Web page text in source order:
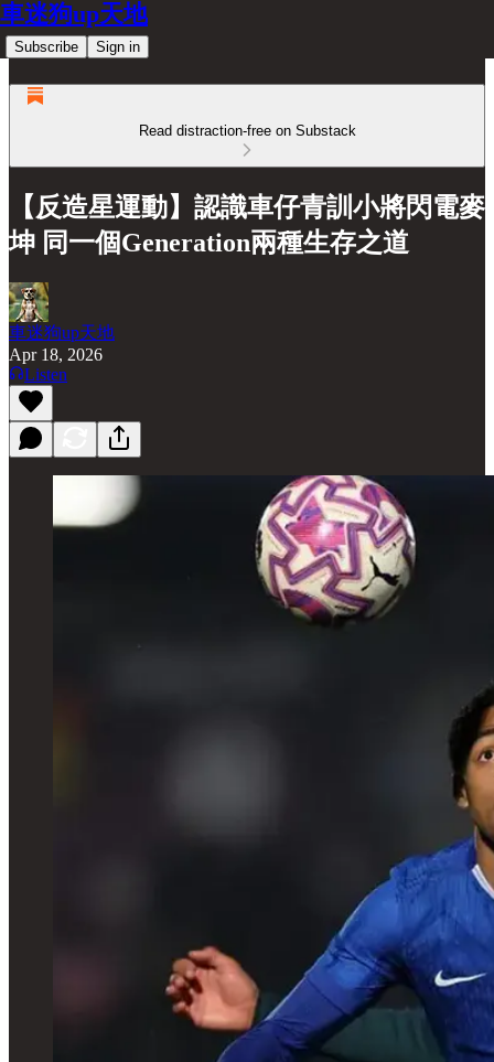
車迷狗up天地
Subscribe Sign in
Read distraction-free on Substack
【反造星運動】認識車仔青訓小將閃電麥
坤 同一個Generation兩種生存之道
車迷狗up天地
Apr 18, 2026
Listen